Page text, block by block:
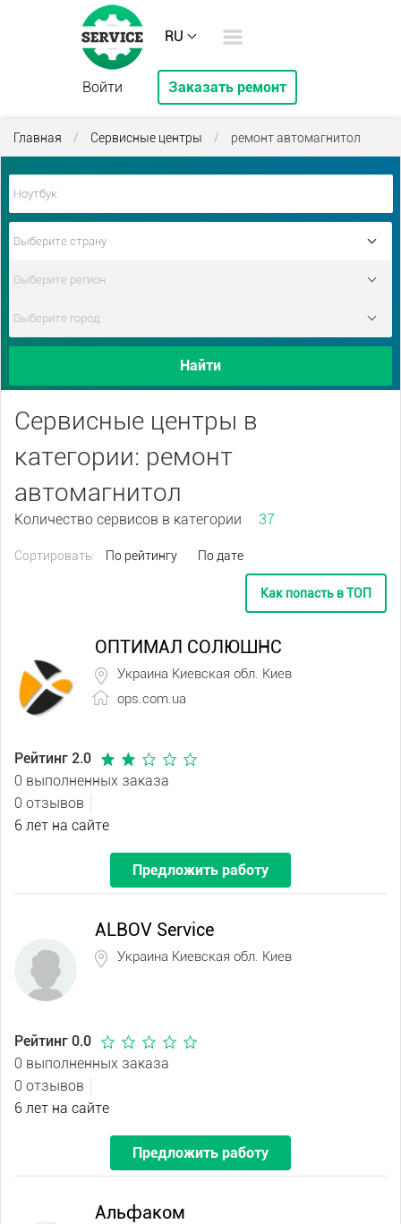
RU
Войти Заказать ремонт
Главная / Сервисные центры / ремонт автомагнитол
Найти
Сервисные центры в
категории: ремонт
автомагнитол
Количество сервисов в категории 37
Сортировать: По рейтингу По дате
Как попасть в ТОП
ОПТИМАЛ СОЛЮШНС
Украина Киевская обл. Киев
ops.com.ua
Рейтинг 2.0
0 выполненных заказа
0 отзывов
6 лет на сайте
Предложить работу
ALBOV Service
Украина Киевская обл. Киев
Рейтинг 0.0
0 выполненных заказа
0 отзывов
6 лет на сайте
Предложить работу
Альфаком